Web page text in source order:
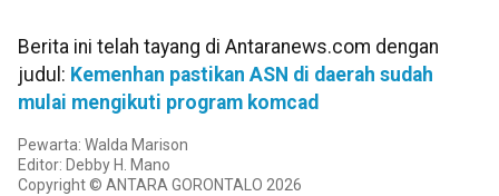
Berita ini telah tayang di Antaranews.com dengan
judul: Kemenhan pastikan ASN di daerah sudah
mulai mengikuti program komcad
Pewarta: Walda Marison
Editor: Debby H. Mano
Copyright © ANTARA GORONTALO 2026